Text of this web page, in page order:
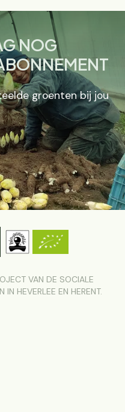
NOG
groenten bij jou
VAN DE SOCIALE
HEVERLEE EN HERENT.